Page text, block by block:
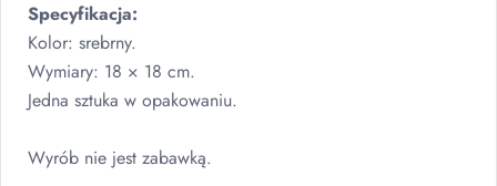
Specyfikacja:
Kolor: srebrny.
Wymiary: 18 × 18 cm.
Jedna sztuka w opakowaniu.
Wyrób nie jest zabawką.